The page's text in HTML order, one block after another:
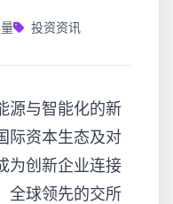
投资资讯
源与智能化的新
际资本生态及对
为创新企业连接
全球领先的交所